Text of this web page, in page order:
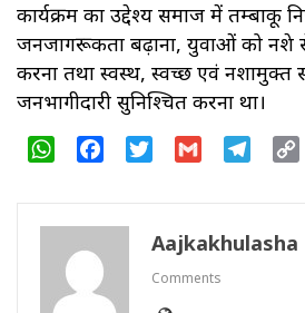
कार्यक्रम का उद्देश्य समाज में तम्बाकू
जनजागरूकता बढ़ाना, युवाओं को नशे
करना तथा स्वस्थ, स्वच्छ एवं नशामुक्त
जनभागीदारी सुनिश्चित करना था।
WhatsAppFacebookTwitter Gmail
Aajkakhulasha
Comments